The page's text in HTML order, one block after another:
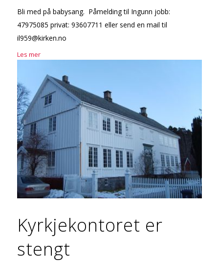
Bli med på babysang. Påmelding til Ingunn jobb:
47975085 privat: 93607711 eller send en mail til
il959@kirken.no
Les mer
Kyrkjekontoret er
stengt